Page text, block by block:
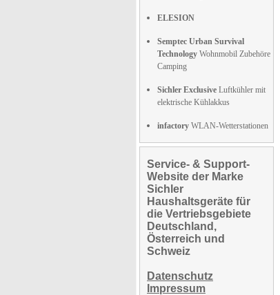
ELESION
Semptec Urban Survival
Technology Wohnmobil Zubehöre
Camping
Sichler Exclusive Luftkühler mit
elektrische Kühlakkus
infactory WLAN-Wetterstationen
Service- & Support-
Website der Marke
Sichler
Haushaltsgeräte für
die Vertriebsgebiete
Deutschland,
Österreich und
Schweiz
Datenschutz
Impressum